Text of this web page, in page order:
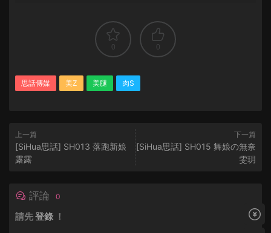
0 0
思話傳媒 美Z 美腿 肉S
上一篇
[SiHua思話] SH013 落跑新娘
露露
下一篇
[SiHua思話] SH015 舞娘の無奈
雯玥
評論 0
請先登錄 ！